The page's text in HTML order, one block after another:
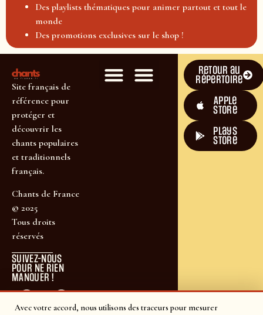
Avec votre accord, nous utilisons des traceurs pour mesurer
Des playlists thématiques pour animer partout et tout le
monde
Des promotions exclusives sur le shop !
Site français de
référence pour
protéger et
découvrir les
chants populaires
et traditionnels
français.
Chants de France
© 2025
Tous droits
réservés
SUIVEZ-NOUS
POUR NE RIEN
MANQUER !
Retour au
répertoire
Apple
Store
plays
store